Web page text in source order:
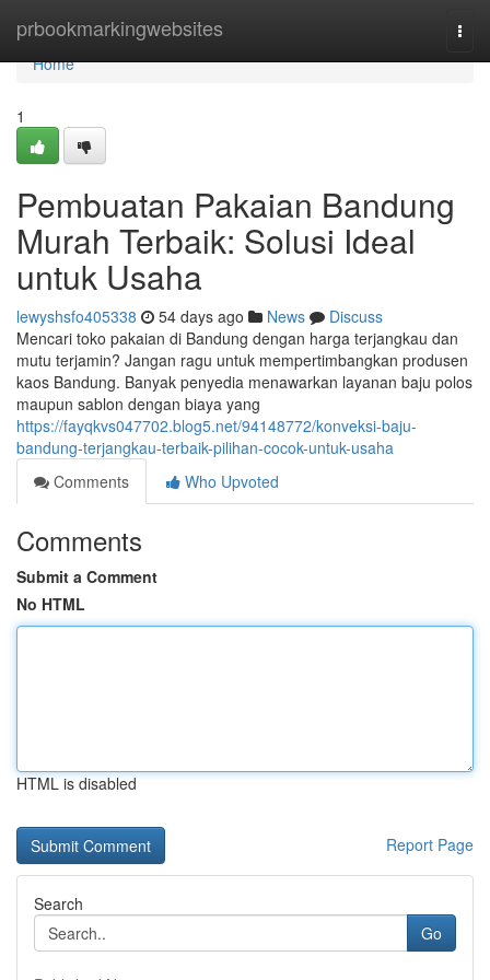
prbookmarkingwebsites
Home
Home
1
Pembuatan Pakaian Bandung
Murah Terbaik: Solusi Ideal
untuk Usaha
lewyshsfo405338 54 days ago News
Discuss
Mencari toko pakaian di Bandung dengan harga terjangkau dan
mutu terjamin? Jangan ragu untuk mempertimbangkan produsen
kaos Bandung. Banyak penyedia menawarkan layanan baju polos
maupun sablon dengan biaya yang
https://fayqkvs047702.blog5.net/94148772/konveksi-baju-
bandung-terjangkau-terbaik-pilihan-cocok-untuk-usaha
Comments
Who Upvoted
Comments
Submit a Comment
No HTML
HTML is disabled
Report Page
Search
Go